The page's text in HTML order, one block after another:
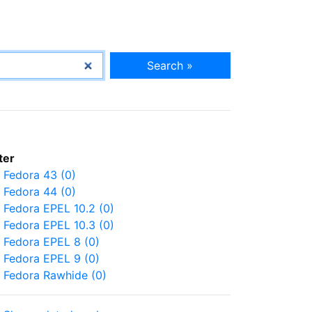
Search »
Fedora 43 (0)
Fedora 44 (0)
Fedora EPEL 10.2 (0)
Fedora EPEL 10.3 (0)
Fedora EPEL 8 (0)
Fedora EPEL 9 (0)
Fedora Rawhide (0)